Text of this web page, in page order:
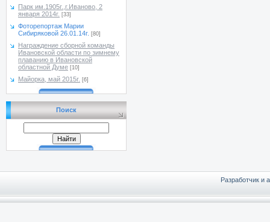
Парк им.1905г.,г.Иваново, 2
января 2014г. [33]
Фоторепортаж Марии
Сибиряковой 26.01.14г. [80]
Награждение сборной команды
Ивановской области по зимнему
плаванию в Ивановской
областной Думе [10]
Майорка, май 2015г. [6]
Поиск
Разработчик и